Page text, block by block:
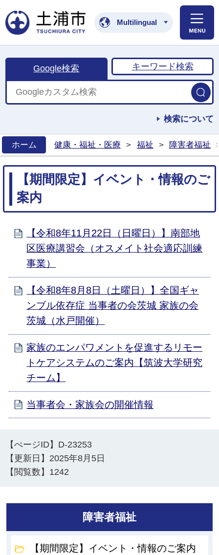
土浦市公式ホームペ
Multilingual
Google検索 キーワード検索
検索について
ホーム
健康・福祉・医療 > 福祉 > 障害者福祉
【期間限定】イベント・情報のご
案内
【令和8年11月22日（日曜日）】南部地
区医療講習会（オスメイト社会適応訓練
事業）
【令和8年8月8日（土曜日）】全国ギャ
ンブル依存症 当事者の会茨城 家族の会
茨城（水戸開催）
家族のエンパワメントを促進するリモー
トケアシステムのご案内【筑波大学研究
チーム】
当事者会・家族会の開催情報
【ぺージID】 D-23253
【更新日】 2025年8月5日
【閲覧数】 1242
障害者福祉
【期間限定】イベント・情報のご案内